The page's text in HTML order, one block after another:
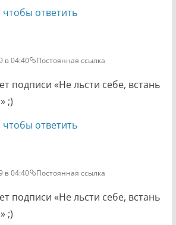
чтобы ответить
в 04:40 Постоянная ссылка
подписи «Не льсти себе, встань
;)
чтобы ответить
в 04:40 Постоянная ссылка
подписи «Не льсти себе, встань
;)